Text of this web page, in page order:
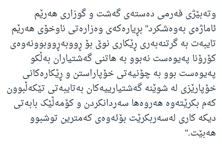
وتەبێژی فەرمی دەستەی گەشت و گوزاری هەرێم
ئاماژەی بەوەشکرد" بڕیاره‌که‌ی وەزارەتی ناوخۆی هەرێم
تایبەت بە گرتنەبەری ڕێکاری نوێ بۆ ڕووبەڕووبوونەوەی
کۆرۆنا په‌یوه‌ست نه‌بوو به‌ هاتنی گه‌شتیاران به‌ڵکو
په‌یوه‌ست بوو به‌ چۆنیه‌تی خۆپاراستن و ڕێکاره‌کانی
خۆپارێزی له‌ شوێنه‌ گه‌شتیارییه‌کان به‌تایبه‌تی تێکه‌ڵبوون
که‌م بکرێته‌وه‌ هه‌روه‌ها سه‌ردانکردن و کۆمه‌ڵێک بابه‌تی
دیکه‌ کاری له‌سه‌ربکرێت بۆئه‌وه‌ی که‌مترین توشبوو
هه‌بێت."